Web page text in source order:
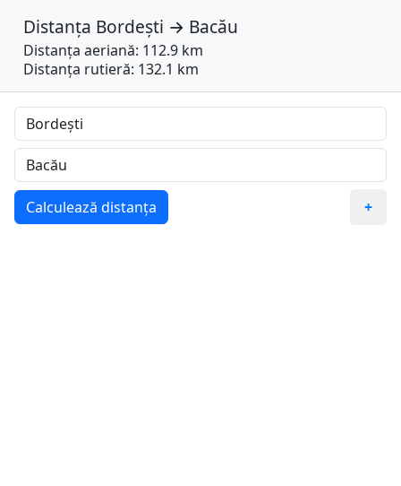
Distanța Bordești → Bacău
Distanța aeriană: 112.9 km
Distanța rutieră: 132.1 km
Calculează distanța +